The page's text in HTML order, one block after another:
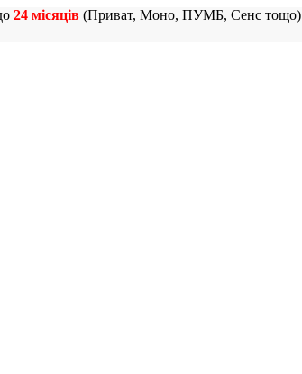
24 місяців(Приват, Моно, ПУМБ, Сенс тощо)